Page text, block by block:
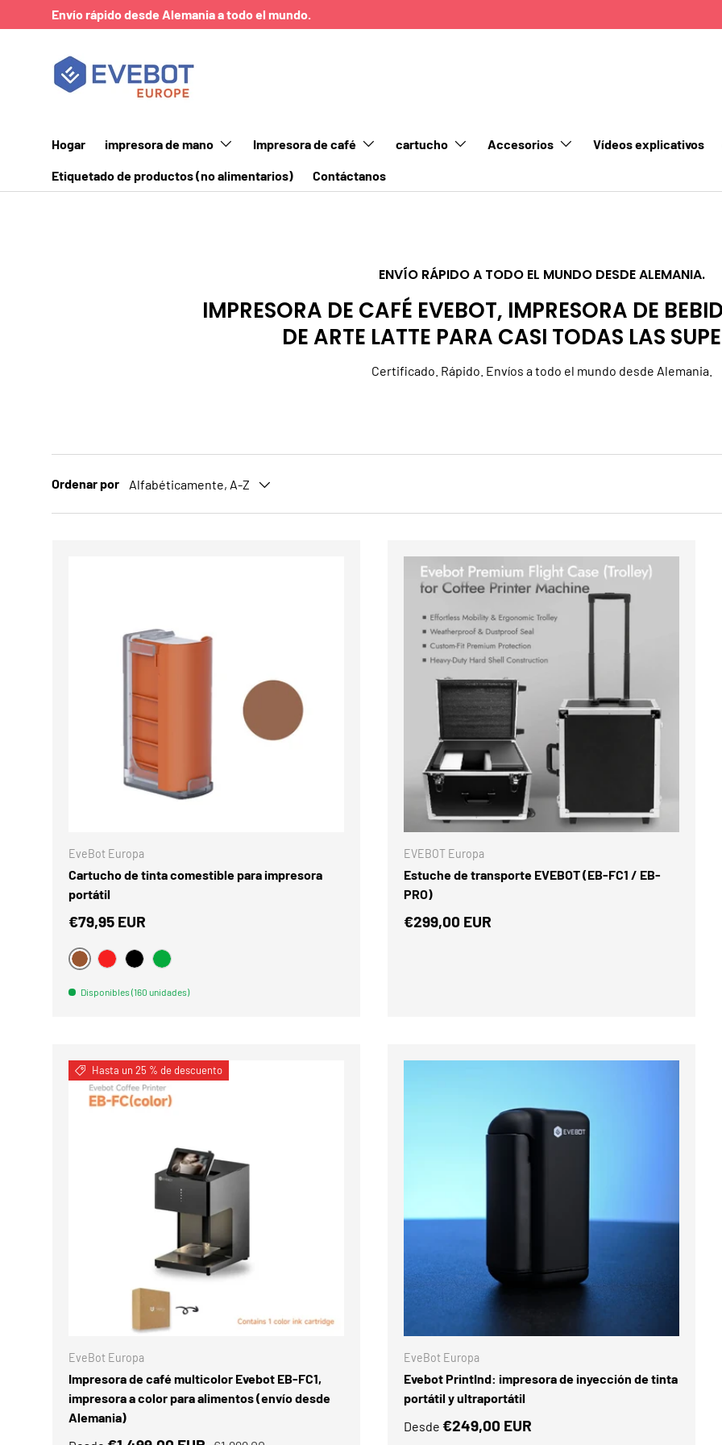
IR AL CONTENIDO
Envío rápido desde Alemania a todo el mundo.
Hogar impresora de mano Impresora de café cartucho Accesorios Vídeos explicativos
Etiquetado de productos (no alimentarios) Contáctanos
ENVÍO RÁPIDO A TODO EL MUNDO DESDE ALEMANIA.
IMPRESORA DE CAFÉ EVEBOT, IMPRESORA DE
DE ARTE LATTE PARA CASI TODAS LAS
Certificado. Rápido. Envíos a todo el mundo desde Alemania.
Ordenar por Alfabéticamente, A-Z
EveBot Europa
Cartucho de tinta comestible para impresora
portátil
€79,95 EUR
BRAUNPUTREFACCIÓN
NEGROVERDE
Disponibles (160 unidades)
Comparar
EVEBOT Europa
Estuche de transporte EVEBOT (EB-FC1 / EB-
PRO)
€299,00 EUR
AÑADIR AL
Comparar
Hasta un 25 % de descuento
EveBot Europa
Impresora de café multicolor Evebot EB-FC1,
impresora a color para alimentos (envío desde
Alemania)
ELEGIR OPCIONES
EveBot Europa
Evebot PrintInd: impresora de inyección de tinta
portátil y ultraportátil
Desde €249,00 EUR